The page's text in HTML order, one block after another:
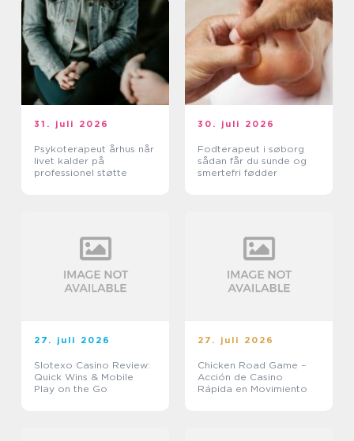
31. juli 2026
Psykoterapeut århus når
livet kalder på
professionel støtte
30. juli 2026
Fodterapeut i søborg
sådan får du sunde og
smertefri fødder
27. juli 2026
Slotexo Casino Review:
Quick Wins & Mobile
Play on the Go
27. juli 2026
Chicken Road Game –
Acción de Casino
Rápida en Movimiento